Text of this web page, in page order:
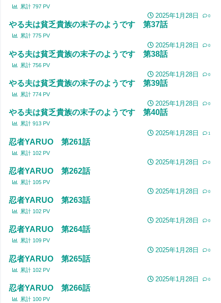
累計 797 PV
2025年1月28日 0
やる夫は貧乏貴族の末子のようです 第37話
累計 775 PV
2025年1月28日 0
やる夫は貧乏貴族の末子のようです 第38話
累計 756 PV
2025年1月28日 0
やる夫は貧乏貴族の末子のようです 第39話
累計 774 PV
2025年1月28日 0
やる夫は貧乏貴族の末子のようです 第40話
累計 913 PV
2025年1月28日 1
忍者YARUO 第261話
累計 102 PV
2025年1月28日 0
忍者YARUO 第262話
累計 105 PV
2025年1月28日 0
忍者YARUO 第263話
累計 102 PV
2025年1月28日 0
忍者YARUO 第264話
累計 109 PV
2025年1月28日 0
忍者YARUO 第265話
累計 102 PV
2025年1月28日 0
忍者YARUO 第266話
累計 100 PV